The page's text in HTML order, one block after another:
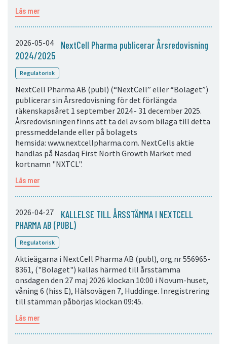
Läs mer
2026-05-04
NextCell Pharma publicerar Årsredovisning
2024/2025
Regulatorisk
NextCell Pharma AB (publ) (“NextCell” eller “Bolaget”)
publicerar sin Årsredovisning för det förlängda
räkenskapsåret 1 september 2024 - 31 december 2025.
Årsredovisningen finns att ta del av som bilaga till detta
pressmeddelande eller på bolagets
hemsida: www.nextcellpharma.com. NextCells aktie
handlas på Nasdaq First North Growth Market med
kortnamn "NXTCL".
Läs mer
2026-04-27
KALLELSE TILL ÅRSSTÄMMA I NEXTCELL
PHARMA AB (PUBL)
Regulatorisk
Aktieägarna i NextCell Pharma AB (publ), org.nr 556965-
8361, ("Bolaget") kallas härmed till årsstämma
onsdagen den 27 maj 2026 klockan 10:00 i Novum-huset,
våning 6 (hiss E), Hälsovägen 7, Huddinge. Inregistrering
till stämman påbörjas klockan 09:45.
Läs mer